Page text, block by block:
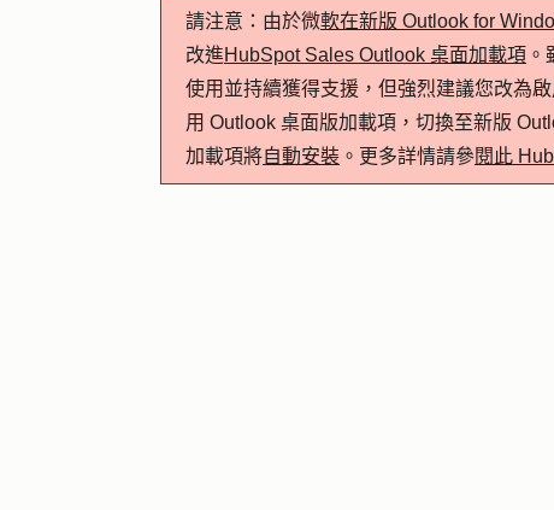
請注意： 由於微軟在新版 Outlook for
改進HubSpot Sales Outlook 桌面加載項 。
使用並持續獲得支援，但強烈建議您改為啟
用 Outlook 桌面版加載項，切換至新版
加載項將自動安裝 。更多詳情請參閱此